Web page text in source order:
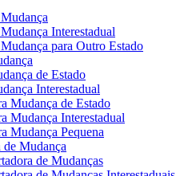
Interestadual
para Outro Estado
de Estado
Interestadual
Mudança de Estado
Mudança Interestadual
Mudança Pequena
de Mudança
de Mudanças